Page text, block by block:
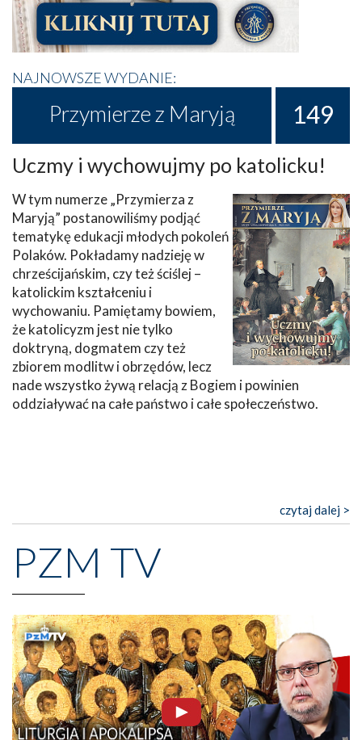
NAJNOWSZE WYDANIE:
Przymierze z Maryją 149
Uczmy i wychowujmy po katolicku!
W tym numerze „Przymierza z
Maryją” postanowiliśmy podjąć
tematykę edukacji młodych pokoleń
Polaków. Pokładamy nadzieję w
chrześcijańskim, czy też ściślej –
katolickim kształceniu i
wychowaniu. Pamiętamy bowiem,
że katolicyzm jest nie tylko
doktryną, dogmatem czy też
zbiorem modlitw i obrzędów, lecz
nade wszystko żywą relacją z Bogiem i powinien
oddziaływać na całe państwo i całe społeczeństwo.
czytaj dalej >
PZM TV